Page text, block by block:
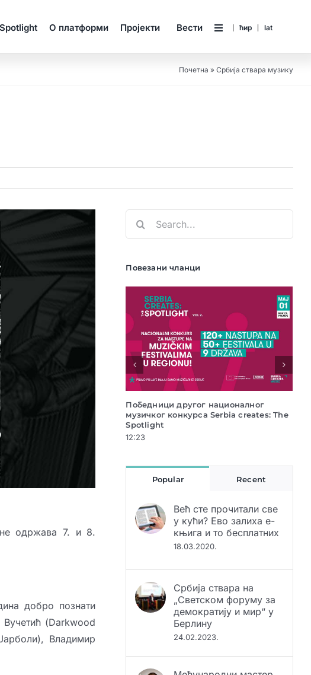
О платформи Пројекти Вести ћир lat
Почетна » Србија ствара музику
одржава 7. и 8.
добро познати
(Darkwood
Владимир
Search
Повезани чланци
другог националног
конкурса Serbia creates: The
Национални музички конкурс Serbia
creates:The Spotlight vol.2
12:04
Popular
у кући? Ево залиха е-
књига и то бесплатних
18.03.2020.
„Светском форуму за
демократију и мир“ у
Берлину
24.02.2023.